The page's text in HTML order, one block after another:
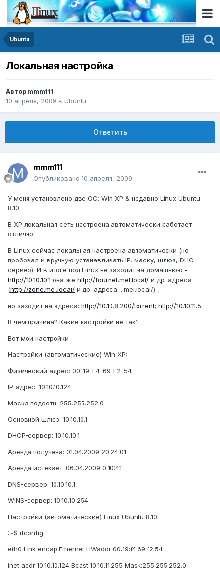
Ubuntu
Локальная настройка
Автор mmm111
10 апреля, 2009 в Ubuntu
Ответить
mmm111
Опубликовано 10 апреля, 2009
У меня установлено две ОС: Win XP & недавно Linux Ubuntu
8.10.
В XP локальная сеть настроена автоматически работает
отлично.
В Linux сейчас локальная настроена автоматически (но
пробовал и вручную устанавливать IP, маску, шлюз, DHC
сервер). И в итоге под Linux не заходит на домашнюю -
http://10.10.10.1 она же http://fournet.mel.local/ и др. адреса
(http://zone.mel.local/ и др. адреса ...mel.local/) ,
но заходит на адреса: http://10.10.8.200/torrent; http://10.10.11.5.
В чем причина? Какие настройки не так?
Вот мои настройки
Настройки (автоматические) Win XP:
Физический адрес: 00-19-F4-69-F2-54
IP-адрес: 10.10.10.124
Маска подсети: 255.255.252.0
Основной шлюз: 10.10.10.1
DHCP-сервер: 10.10.10.1
Аренда получена: 01.04.2009 20:24:01
Аренда истекает: 06.04.2009 0:10:41
DNS-сервер: 10.10.10.1
WINS-сервер: 10.10.10.254
Настройки (автоматические) Linux Ubuntu 8.10:
:~$ ifconfig
eth0 Link encap:Ethernet HWaddr 00:19:f4:69:f2:54
inet addr:10.10.10.124 Bcast:10.10.11.255 Mask:255.255.252.0